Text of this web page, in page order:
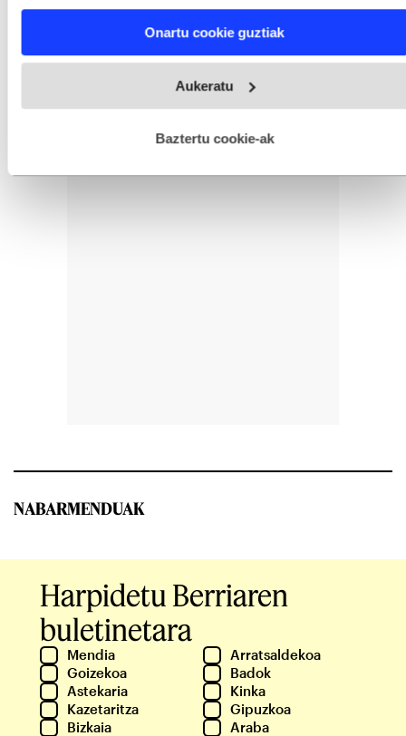
and set your preferences in thedetails section
fitxategiak erabiltzen ditu. Zure esperientzia eta zerbitzuak
esplizitua ematen diguzu.Gehiago irakurri
Onartu cookie guztiak
Aukeratu
Baztertu cookie-ak
NABARMENDUAK
Harpidetu Berriaren
buletinetara
Mendia
Arratsaldekoa
Goizekoa
Badok
Astekaria
Kinka
Kazetaritza
Gipuzkoa
Bizkaia
Araba